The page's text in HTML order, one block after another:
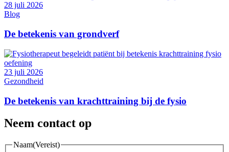
28 juli 2026
Blog
De betekenis van grondverf
23 juli 2026
Gezondheid
De betekenis van krachttraining bij de fysio
Neem contact op
Naam(Vereist)